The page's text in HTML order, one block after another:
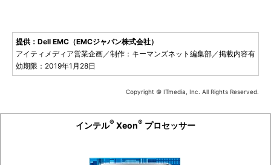
提供：Dell EMC（EMCジャパン株式会社）
アイティメディア営業企画／制作：キーマンズネット編集部／掲載内容有
効期限：2019年1月28日
Copyright © ITmedia, Inc. All Rights Reserved.
インテル® Xeon® プロセッサー